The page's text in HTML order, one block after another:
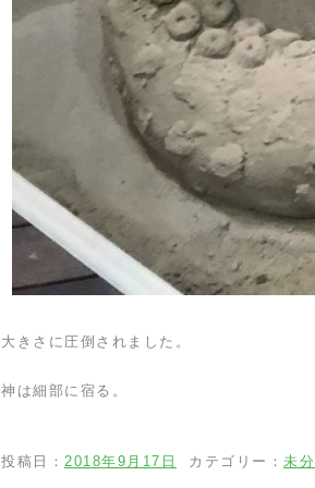
大きさに圧倒されました。
神は細部に宿る。
投稿日： 2018年9月17日 カテゴリー： 未